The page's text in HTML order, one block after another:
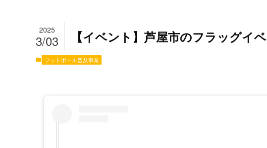
【イベント】芦屋市のフラッグイ
2025
3/03
フットボール普及事業